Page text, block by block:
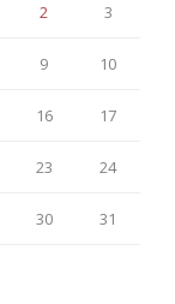
2 3
9 10
16 17
23 24
30
31